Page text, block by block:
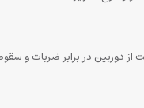
دوربین در برابر ضربات و